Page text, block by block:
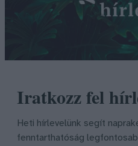
Iratkozz fel
Heti hírlevelünk segít
fenntarthatóság